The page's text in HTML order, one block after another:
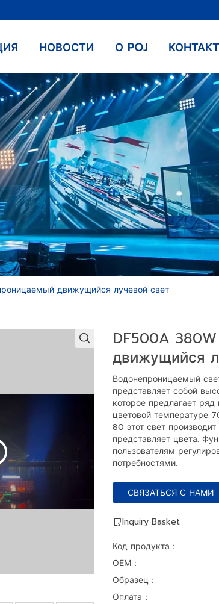
НОВОСТИ О POJ КОНТАКТ
движущийся лучевой свет
DF500A
движущийся
Водонепроницаемый
представляет собой
которое предлагает
цветовой температуре
80 этот свет
представляет цвета.
пользователям
потребностями.
СВЯЗАТЬСЯ С НАМИ
Inquiry Basket
Код продукта：
ОЕМ：
Образец：
Оплата：